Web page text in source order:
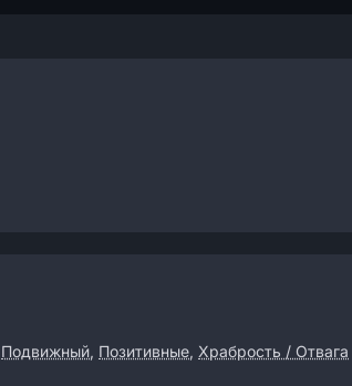
Подвижный, Позитивные, Храбрость / Отвага